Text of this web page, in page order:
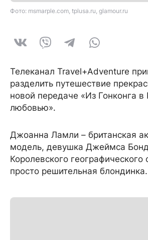
Фото: msmarple.com, tplusa.ru, glamour.ru
Телеканал Travel+Adventure
разделить путешествие
новой передаче «Из Гонконга в
любовью».
Джоанна Ламли – британская
модель, девушка Джеймса
Королевского географического
просто решительная блондинка.